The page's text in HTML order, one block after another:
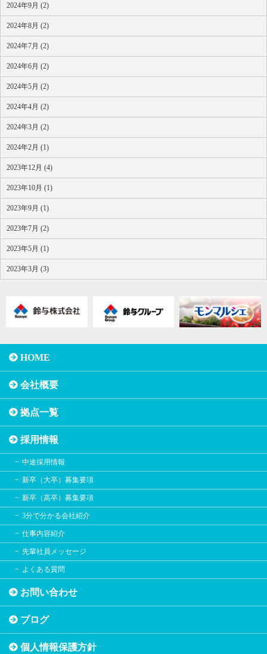
2024年9月 (2)
2024年8月 (2)
2024年7月 (2)
2024年6月 (2)
2024年5月 (2)
2024年4月 (2)
2024年3月 (2)
2024年2月 (1)
2023年12月 (4)
2023年10月 (1)
2023年9月 (1)
2023年7月 (2)
2023年5月 (1)
2023年3月 (3)
HOME
会社概要
拠点一覧
採用情報
中途採用情報
新卒（大卒）募集要項
新卒（高卒）募集要項
3分で分かる会社紹介
仕事内容紹介
先輩社員メッセージ
よくある質問
お問い合わせ
ブログ
個人情報保護方針